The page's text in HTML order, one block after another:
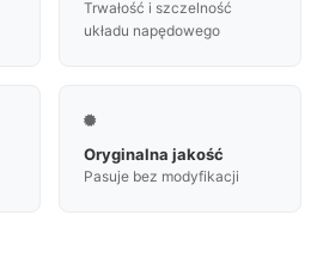
Trwałość i szczelność
układu napędowego

Oryginalna jakość
Pasuje bez modyfikacji